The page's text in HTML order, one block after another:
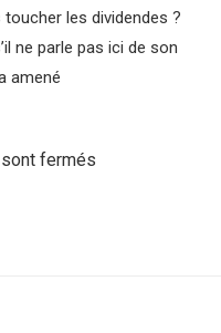
les dividendes ?
ne parle pas ici de son
amené
fermés